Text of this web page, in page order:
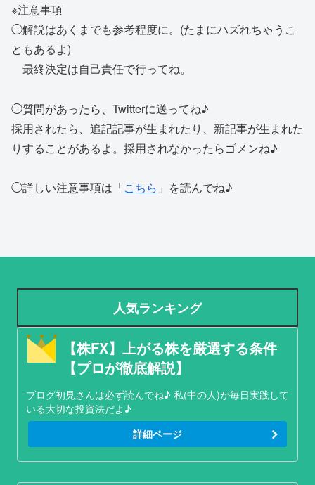
※注意事項
◯解説はあくまでも参考程度に。(たまにハズれちゃうこ
ともあるよ)
最終決定は自己責任で行ってね。
◯質問があったら、Twitterに送ってね♪
採用されたら、追記記事が生まれたり、新記事が生まれた
りすることがあるよ。採用されなかったらゴメンね♪
◯詳しい注意事項は「こちら 」を読んでね♪
人気ランキング
【株FX】上がる株を厳選する条件
【プロが徹底解説】
ブログ初見さんは必ず読んでね♪ 私(中の人)が毎日実践して
いる大切な投資法だよ♪
詳細ページ